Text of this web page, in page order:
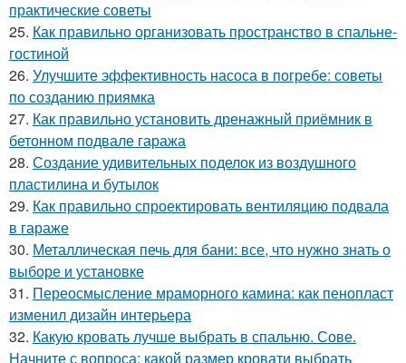
практические советы
25. Как правильно организовать пространство в спальне-
гостиной
26. Улучшите эффективность насоса в погребе: советы
по созданию приямка
27. Как правильно установить дренажный приёмник в
бетонном подвале гаража
28. Создание удивительных поделок из воздушного
пластилина и бутылок
29. Как правильно спроектировать вентиляцию подвала
в гараже
30. Металлическая печь для бани: все, что нужно знать о
выборе и установке
31. Переосмысление мраморного камина: как пенопласт
изменил дизайн интерьера
32. Какую кровать лучше выбрать в спальню. Сове.
Начните с вопроса: какой размер кровати выбрать